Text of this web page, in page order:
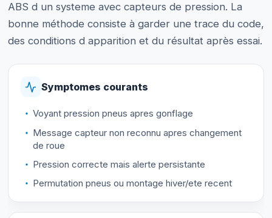
ABS d un systeme avec capteurs de pression. La
bonne méthode consiste à garder une trace du code,
des conditions d apparition et du résultat après essai.
Symptomes courants
Voyant pression pneus apres gonflage
Message capteur non reconnu apres changement
de roue
Pression correcte mais alerte persistante
Permutation pneus ou montage hiver/ete recent